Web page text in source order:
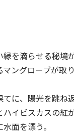
を滴らせる秘境
ングローブが取
に、陽光を跳ね
イビスカスの紅
面を漂う。